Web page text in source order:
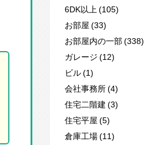
6DK以上 (105)
お部屋 (33)
お部屋内の一部 (338)
ガレージ (12)
ビル (1)
会社事務所 (4)
住宅二階建 (3)
住宅平屋 (5)
倉庫工場 (11)